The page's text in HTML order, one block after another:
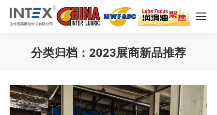
分类归档： 2023展商新品推荐